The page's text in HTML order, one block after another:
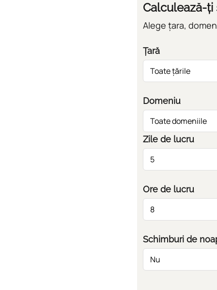
Calculează-ți
Alege țara,
Țară
Domeniu
Zile de lucru
Ore de lucru
Schimburi de